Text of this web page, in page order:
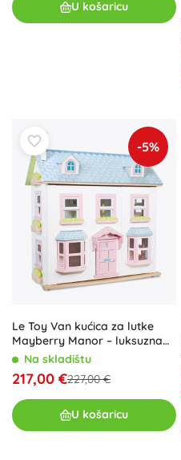
U košaricu
-5%
Le Toy Van kućica za lutke
Mayberry Manor – luksuzna
drvena kućica na tri kata
Na skladištu
217,00 €227,00 €
U košaricu